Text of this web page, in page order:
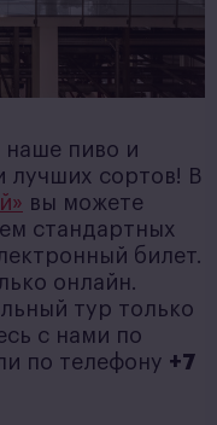
наше пиво и
лучших сортов! В
вы можете
стандартных
билет.
онлайн.
тур только
с нами по
по телефону +7